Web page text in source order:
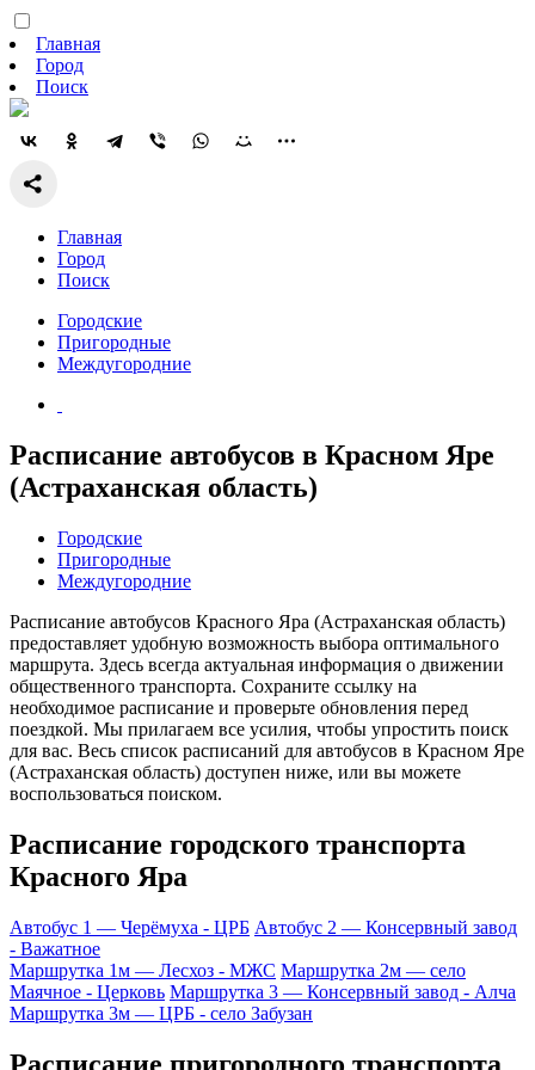
Главная
Город
Поиск
Главная
Город
Поиск
Городские
Пригородные
Междугородние
Расписание автобусов в Красном Яре
(Астраханская область)
Городские
Пригородные
Междугородние
Расписание автобусов Красного Яра (Астраханская область)
предоставляет удобную возможность выбора оптимального
маршрута. Здесь всегда актуальная информация о движении
общественного транспорта. Сохраните ссылку на
необходимое расписание и проверьте обновления перед
поездкой. Мы прилагаем все усилия, чтобы упростить поиск
для вас. Весь список расписаний для автобусов в Красном Яре
(Астраханская область) доступен ниже, или вы можете
воспользоваться поиском.
Расписание городского транспорта
Красного Яра
Автобус 1 — Черёмуха - ЦРБ Автобус 2 — Консервный завод
- Важатное
Маршрутка 1м — Лесхоз - МЖС Маршрутка 2м — село
Маячное - Церковь Маршрутка 3 — Консервный завод - Алча
Маршрутка 3м — ЦРБ - село Забузан
Расписание пригородного транспорта